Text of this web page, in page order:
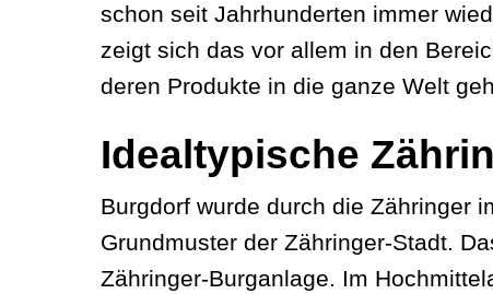
schon seit Jahrhunderten immer
zeigt sich das vor allem in den
deren Produkte in die ganze Welt
Idealtypische
Burgdorf wurde durch die Zähringer
Grundmuster der Zähringer-Stadt.
Zähringer-Burganlage. Im